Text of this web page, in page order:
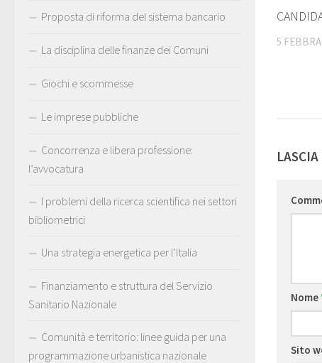
5
Nome
Sito
Proposta di riforma del sistema bancario
La disciplina delle finanze dei Comuni
Giochi e scommesse
Le imprese pubbliche
Concorrenza e libera professione:
l’avvocatura
I problemi della ricerca scientifica nei settori
bibliometrici
Una strategia energetica per l’Italia
Finanziamento e struttura del Servizio
Sanitario Nazionale
Comunità e territorio: linee guida per una
programmazione urbanistica nazionale